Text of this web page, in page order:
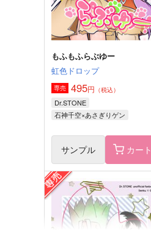
サンプル 作品詳細
短夜
こゆび
もふもふらぶゆー
虹色ドロップ
専売 495円 （税込）
Dr.STONE
石神千空×あさぎりゲン
サンプル カート